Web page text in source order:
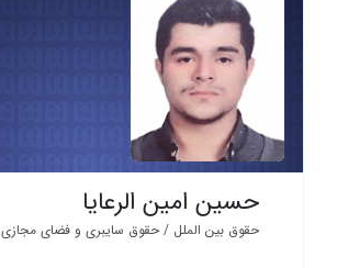
حسین امین الرعایا
حقوق بین الملل / حقوق سایبری و فضای مجازی